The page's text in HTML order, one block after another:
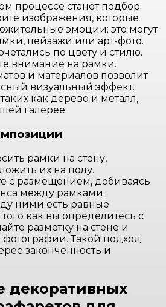
процессе станет подбор
изображения, которые
эмоции: это могут
пейзажи или арт-фото.
по цвету и стилю.
внимание на рамки.
и материалов позволит
визуальный эффект.
как дерево и металл,
галерее.
рамки на стену,
их на полу.
с размещением, добиваясь
между рамками.
ними есть равные
как вы определитесь с
разметку на стене и
фотографии. Такой подход
законченность и
декоративных